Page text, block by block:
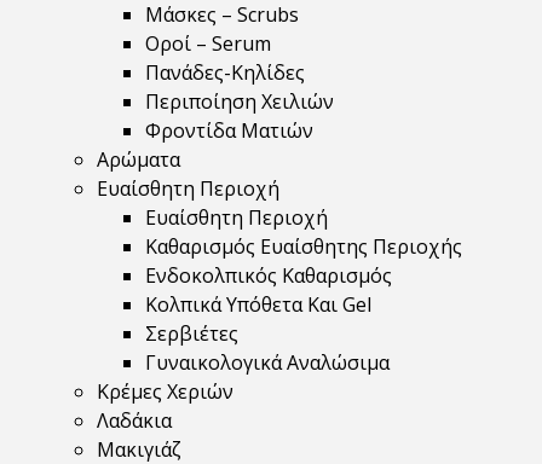
Μάσκες – Scrubs
Οροί – Serum
Πανάδες-Κηλίδες
Περιποίηση Χειλιών
Φροντίδα Ματιών
Αρώματα
Ευαίσθητη Περιοχή
Ευαίσθητη Περιοχή
Καθαρισμός Ευαίσθητης Περιοχής
Ενδοκολπικός Καθαρισμός
Κολπικά Υπόθετα Και Gel
Σερβιέτες
Γυναικολογικά Αναλώσιμα
Κρέμες Χεριών
Λαδάκια
Μακιγιάζ